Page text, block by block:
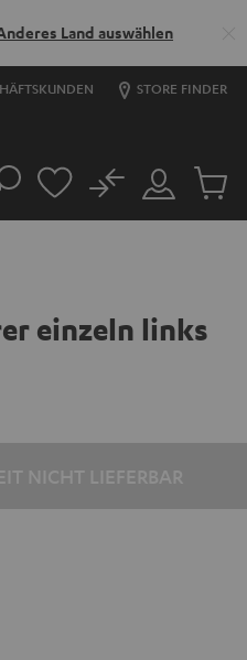
Land auswählen
STORE FINDER
Mein
Konto
No
Artikel
einzeln links